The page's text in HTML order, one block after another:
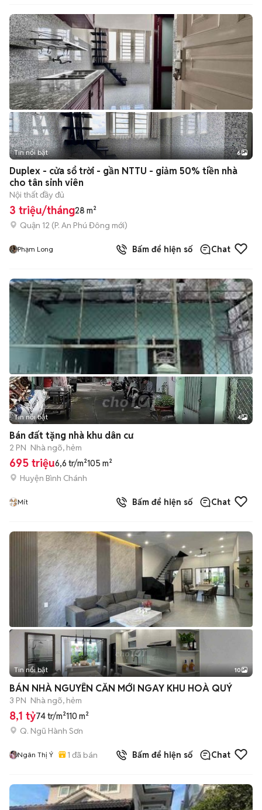
+2
Tin nổi bật 6
Duplex - cửa sổ trời - gần NTTU - giảm 50% tiền nhà
cho tân sinh viên
Nội thất đầy đủ
3 triệu/tháng28 m²
Quận 12 (P. An Phú Đông mới)
Phạm Long Bấm để hiện số Chat
Tin nổi bật 4
Bán đất tặng nhà khu dân cư
2 PN Nhà ngõ, hẻm
695 triệu6,6 tr/m²105 m²
Huyện Bình Chánh
Mít Bấm để hiện số Chat
+2
Tin nổi bật 10
BÁN NHÀ NGUYÊN CĂN MỚI NGAY KHU HOÀ QUÝ
3 PN Nhà ngõ, hẻm
8,1 tỷ74 tr/m²110 m²
Q. Ngũ Hành Sơn
Ngân Thị Ý 1 đã bán Bấm để hiện số Chat